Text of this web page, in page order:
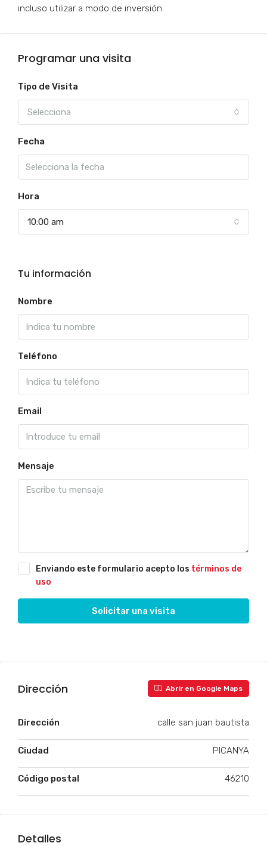
incluso utilizar a modo de inversión.
Programar una visita
Tipo de Visita
Selecciona
Fecha
Hora
10:00 am
Tu información
Nombre
Teléfono
Email
Mensaje
Enviando este formulario acepto los términos de
uso
Solicitar una visita
Dirección Abrir en Google Maps
Dirección calle san juan bautista
Ciudad PICANYA
Código postal 46210
Detalles